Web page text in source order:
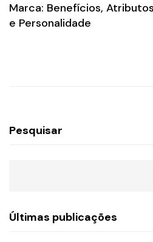
Marca: Benefícios,
e Personalidade
Pesquisar
Últimas publicações